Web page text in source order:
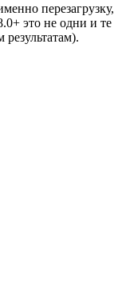
перезагрузку,
это не одни и те